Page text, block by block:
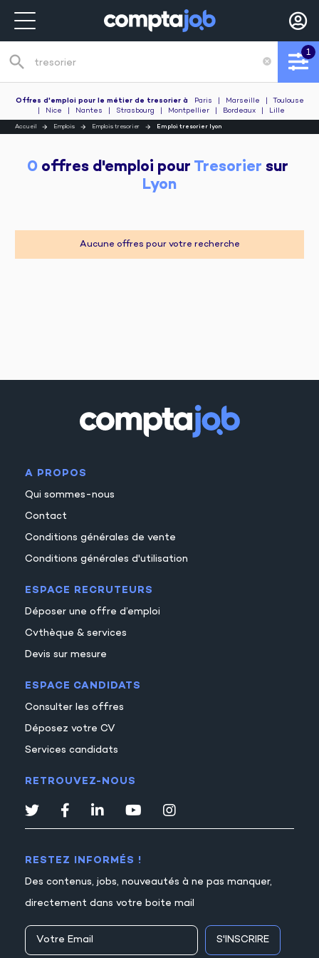
Recherche de poste
search cancel
1
Offres d'emploi pour le métier de tresorier à Paris Marseille
Toulouse
Nice Nantes Strasbourg Montpellier Bordeaux Lille
Accueil Emplois Emplois tresorier Emploi tresorier lyon
0 offres d'emploi pour Tresorier
Lyon
Aucune offres pour votre recherche
A PROPOS
Qui sommes-nous
Contact
Conditions générales de vente
Conditions générales d'utilisation
ESPACE RECRUTEURS
Déposer une offre d’emploi
Cvthèque & services
Devis sur mesure
ESPACE CANDIDATS
Consulter les offres
Déposez votre CV
Services candidats
RETROUVEZ-NOUS
RESTEZ INFORMÉS !
Des contenus, jobs, nouveautés à ne pas manquer,
directement dans votre boite mail
S'INSCRIRE